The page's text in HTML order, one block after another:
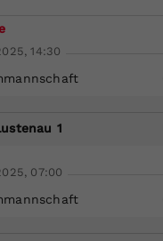
14:30
1
07:00